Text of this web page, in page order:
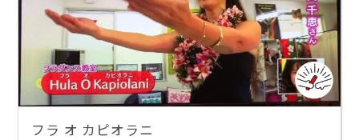
フラ オ カピオラニ